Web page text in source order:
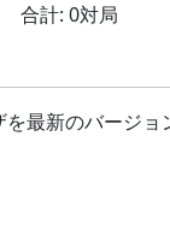
合計: 0対局
最新のバージ